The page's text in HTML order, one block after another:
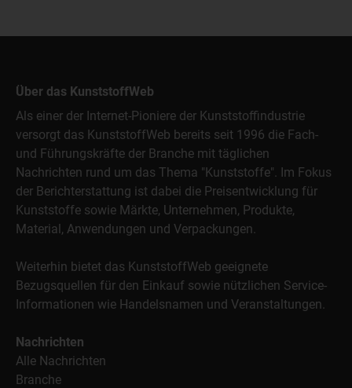
Über das KunststoffWeb
Als einer der Internet-Pioniere der Kunststoffindustrie
versorgt das KunststoffWeb bereits seit 1996 die Fach-
und Führungskräfte der Branche mit täglichen
Nachrichten rund um das Thema "Kunststoffe". Im Fokus
der Berichterstattung ist dabei die Preisentwicklung für
Kunststoffe sowie Märkte, Unternehmen, Produkte,
Material, Anwendungen und Verpackungen.
Weiterhin bietet das KunststoffWeb geeignete
Bezugsquellen für den Einkauf sowie nützlichen Service-
Informationen wie Handelsnamen und Veranstaltungen.
Nachrichten
Alle Nachrichten
Branche